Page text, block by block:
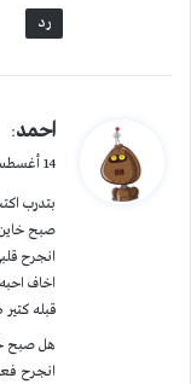
رد
ي
ل
احمد:
14 أغسطس، 2018 الساعة 11:47 ص
بتدرب
صبح
انجرح
اخاف
قبله
هل صبح
انجرح